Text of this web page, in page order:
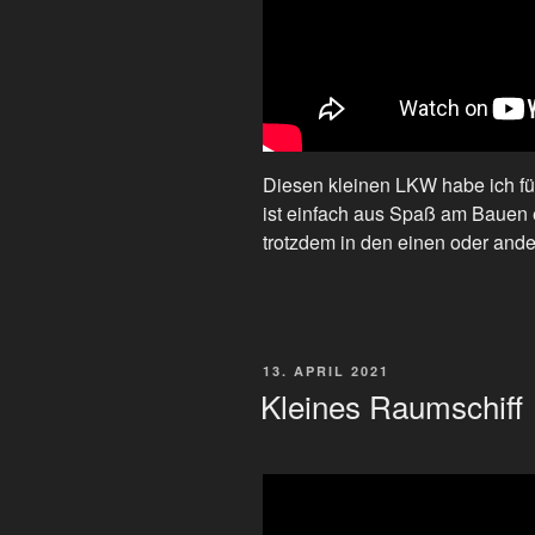
Diesen kleinen LKW habe ich
ist einfach aus Spaß am
trotzdem in den einen oder
VERÖFFENTLICHT
13. APRIL 2021
Kleines Raumschiff